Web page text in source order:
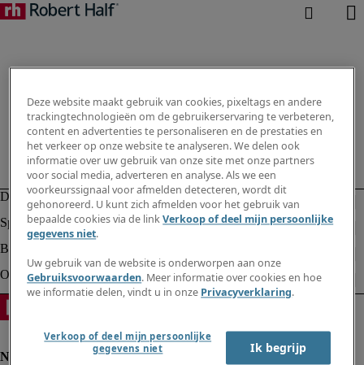
Deze website maakt gebruik van cookies, pixeltags en andere
trackingtechnologieën om de gebruikerservaring te verbeteren,
content en advertenties te personaliseren en de prestaties en
het verkeer op onze website te analyseren. We delen ook
informatie over uw gebruik van onze site met onze partners
voor social media, adverteren en analyse. Als we een
voorkeurssignaal voor afmelden detecteren, wordt dit
gehonoreerd. U kunt zich afmelden voor het gebruik van
bepaalde cookies via de linkVerkoop of deel mijn persoonlijke
gegevens niet.
Uw gebruik van de website is onderworpen aan onze
Gebruiksvoorwaarden. Meer informatie over cookies en hoe
we informatie delen, vindt u in onze Privacyverklaring.
Verkoop of deel mijn persoonlijke
gegevens niet
Ik begrijp